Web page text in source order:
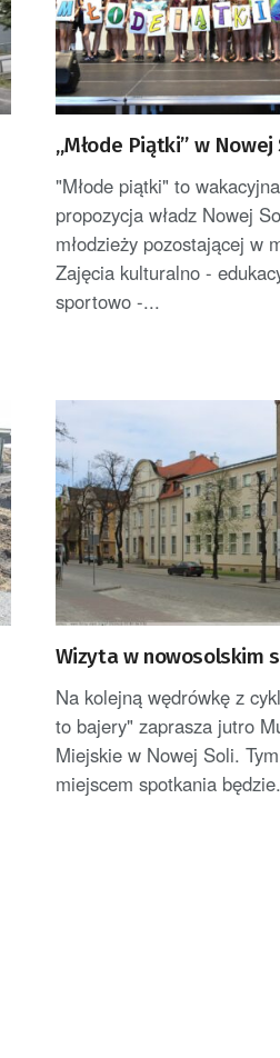
„Młode Piątki” w Nowej
"Młode piątki" to wakacyjna
propozycja władz Nowej
młodzieży pozostającej w
Zajęcia kulturalno -
sportowo -...
Wizyta w nowosolskim
Na kolejną wędrówkę z
to bajery" zaprasza jutro
Miejskie w Nowej Soli.
miejscem spotkania